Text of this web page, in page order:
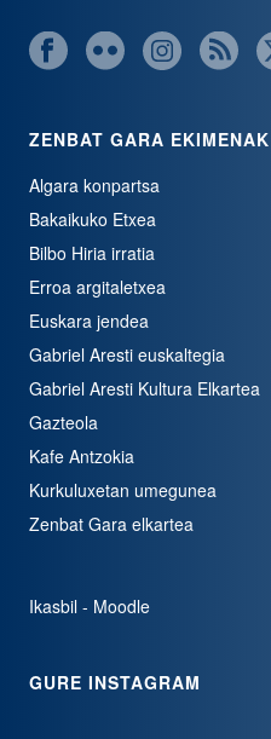
ZENBAT GARA EKIMENAK
Algara konpartsa
Bakaikuko Etxea
Bilbo Hiria irratia
Erroa argitaletxea
Euskara jendea
Gabriel Aresti euskaltegia
Gabriel Aresti Kultura Elkartea
Gazteola
Kafe Antzokia
Kurkuluxetan umegunea
Zenbat Gara elkartea
Ikasbil - Moodle
GURE INSTAGRAM